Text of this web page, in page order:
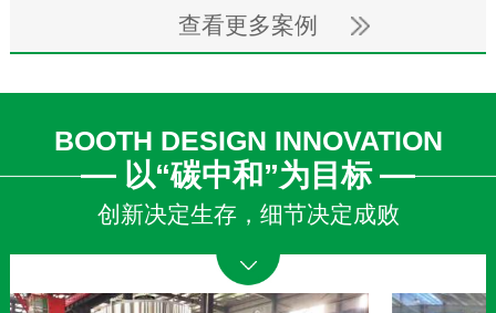
查看更多案例
BOOTH DESIGN INNOVATION
以“碳中和”为目标
创新决定生存，细节决定成败